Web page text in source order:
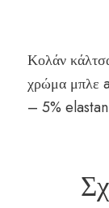
Κολάν
χρώμα μπλε
– 5% elastan